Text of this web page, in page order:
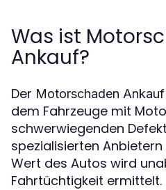
Was ist
Ankauf?
Der Motorschaden Ankauf
dem Fahrzeuge mit
schwerwiegenden
spezialisierten
Wert des Autos wird
Fahrtüchtigkeit ermittelt.